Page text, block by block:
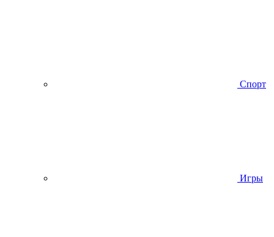
Спорт
Игры